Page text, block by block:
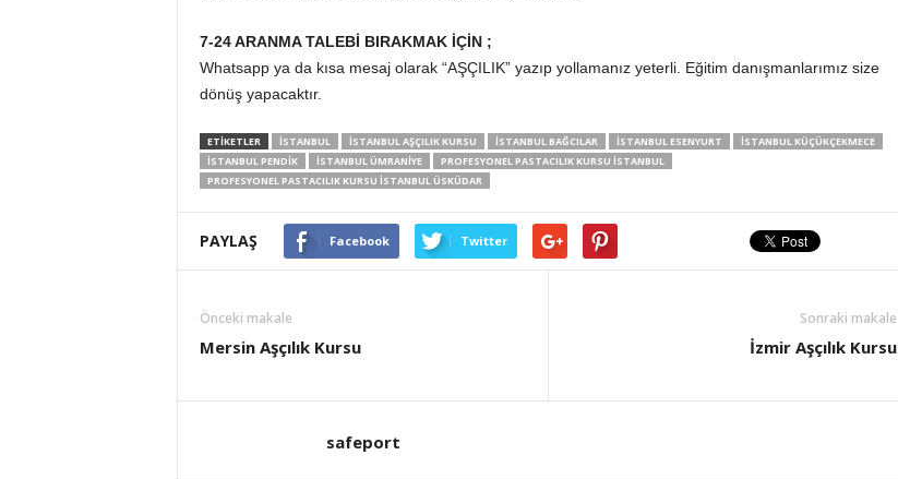
7-24 ARANMA TALEBİ BIRAKMAK İÇİN ;
Whatsapp ya da kısa mesaj olarak “AŞÇILIK” yazıp yollamanız yeterli. Eğitim danışmanlarımız size
dönüş yapacaktır.
ETİKETLER İSTANBUL İSTANBUL AŞÇILIK KURSU İSTANBUL BAĞCILAR İSTANBUL ESENYURT
İSTANBUL KÜÇÜKÇEKMECE
İSTANBUL PENDIK
İSTANBUL ÜMRANIYE
PROFESYONEL PASTACILIK KURSU İSTANBUL
PROFESYONEL PASTACILIK KURSU İSTANBUL ÜSKÜDAR
PAYLAŞ Facebook Twitter
Önceki makale
Mersin Aşçılık Kursu
Sonraki makale
İzmir Aşçılık Kursu
safeport